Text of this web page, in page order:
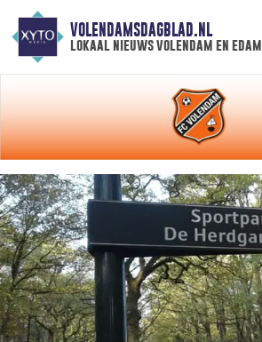
VOLENDAMSDAGBLAD.NL
lokaal nieuws volendam en edam